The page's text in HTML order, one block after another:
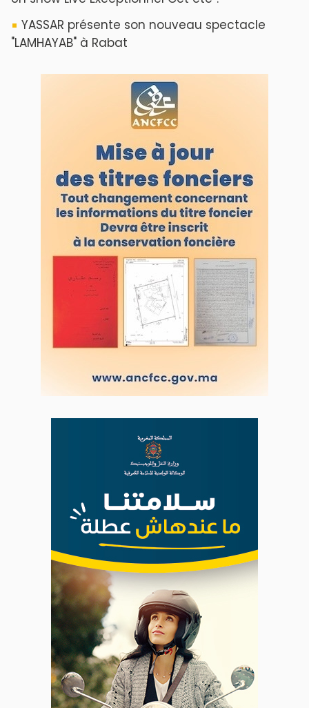
ABOUT US
A propos de L'ODJ
VOS CONTRIBUTIONS
Proposer votre article
LODJ VIDÉO
L'ODJ LIVE TV
LODJ AUDIO
WEB RADIO R212
Copyright © 2022 Groupe de presse Arrissala
Ce site utilise Google Analytics. En continuant à naviguer, vous nous
autorisez à déposer un cookie à des fins de mesure d'audience